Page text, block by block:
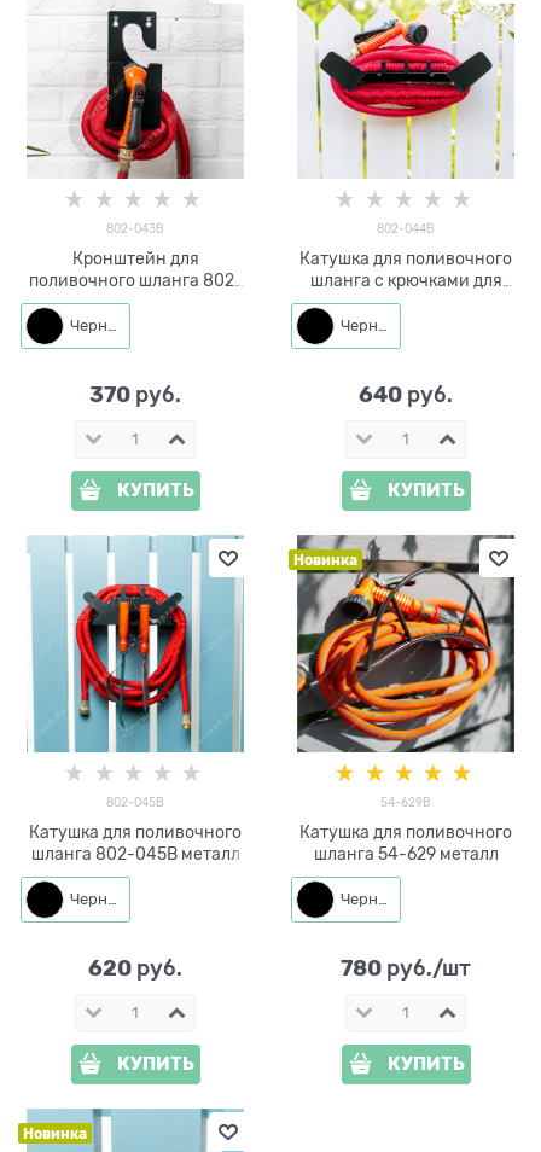
802-043B
Кронштейн для
поливочного шланга 802-
043B металл
Черный
370 руб.
КУПИТЬ
802-044B
Катушка для поливочного
шланга c крючками для
инвентаря 802-044B
металл
Черный
640 руб.
КУПИТЬ
802-045B
Катушка для поливочного
шланга 802-045B металл
Черный
620 руб.
КУПИТЬ
Новинка
54-629B
Катушка для поливочного
шланга 54-629 металл
Черный
780 руб./шт
КУПИТЬ
Новинка